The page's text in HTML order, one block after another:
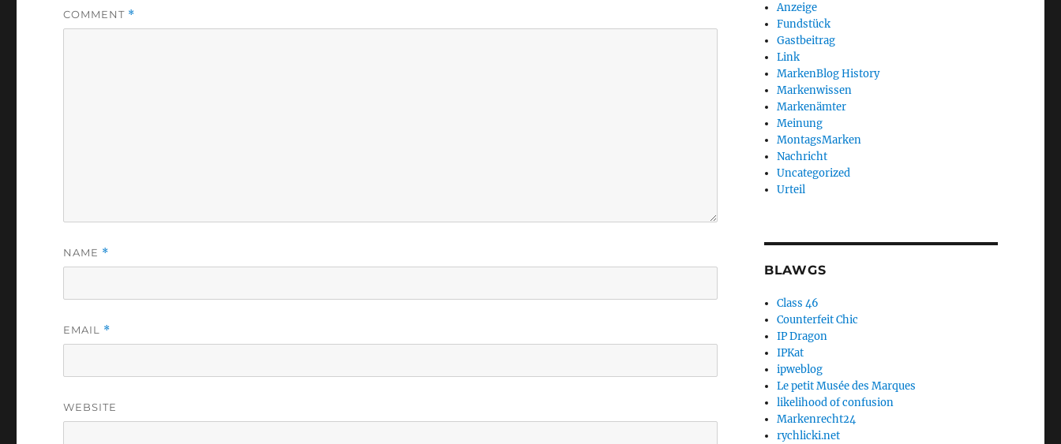
COMMENT *
NAME *
EMAIL *
WEBSITE
Anzeige
Fundstück
Gastbeitrag
Link
MarkenBlog History
Markenwissen
Markenämter
Meinung
MontagsMarken
Nachricht
Uncategorized
Urteil
BLAWGS
Class 46
Counterfeit Chic
IP Dragon
IPKat
ipweblog
Le petit Musée des Marques
likelihood of confusion
Markenrecht24
rychlicki.net